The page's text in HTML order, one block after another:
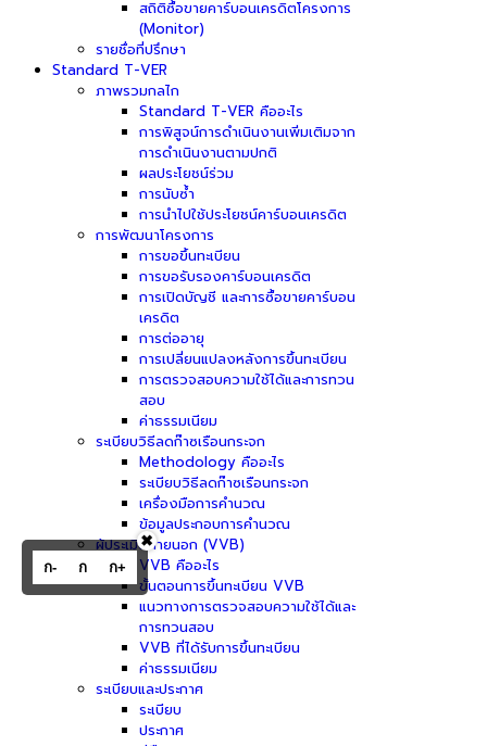
สถิติซื้อขายคาร์บอนเครดิตโครงการ
(Monitor)
รายชื่อที่ปรึกษา
Standard T-VER
ภาพรวมกลไก
Standard T-VER คืออะไร
การพิสูจน์การดำเนินงานเพิ่มเติมจาก
การดำเนินงานตามปกติ
ผลประโยชน์ร่วม
การนับซ้ำ
การนำไปใช้ประโยชน์คาร์บอนเครดิต
การพัฒนาโครงการ
การขอขึ้นทะเบียน
การขอรับรองคาร์บอนเครดิต
การเปิดบัญชี และการซื้อขายคาร์บอน
เครดิต
การต่ออายุ
การเปลี่ยนแปลงหลังการขึ้นทะเบียน
การตรวจสอบความใช้ได้และการทวน
สอบ
ค่าธรรมเนียม
ระเบียบวิธีลดก๊าซเรือนกระจก
Methodology คืออะไร
ระเบียบวิธีลดก๊าซเรือนกระจก
เครื่องมือการคำนวณ
ข้อมูลประกอบการคำนวณ
ผู้ประเมินภายนอก (VVB)
VVB คืออะไร
ขั้นตอนการขึ้นทะเบียน VVB
แนวทางการตรวจสอบความใช้ได้และ
การทวนสอบ
VVB ที่ได้รับการขึ้นทะเบียน
ค่าธรรมเนียม
ระเบียบและประกาศ
ระเบียบ
ประกาศ
ก- ก ก+
✖